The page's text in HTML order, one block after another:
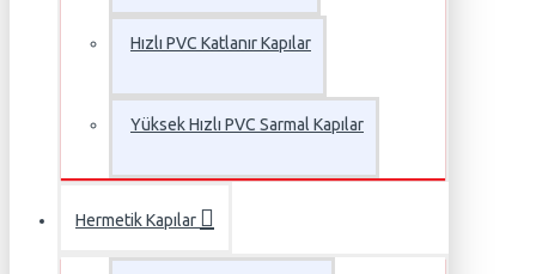
Hızlı PVC Katlanır Kapılar
Yüksek Hızlı PVC Sarmal Kapılar
Hermetik Kapılar